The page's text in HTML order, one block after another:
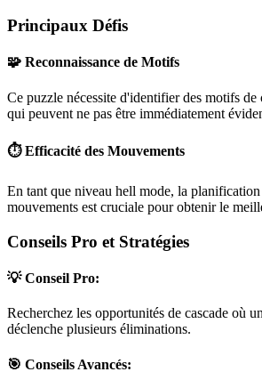
Principaux Défis
🧩 Reconnaissance de Motifs
Ce puzzle nécessite d'identifier des motifs de
qui peuvent ne pas être immédiatement
⏱️ Efficacité des Mouvements
En tant que niveau hell mode, la
mouvements est cruciale pour obtenir le
Conseils Pro et Stratégies
💡 Conseil Pro:
Recherchez les opportunités de cascade où
déclenche plusieurs éliminations.
🎯 Conseils Avancés: